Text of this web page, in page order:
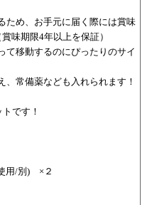
ため、お手元に届く際には賞味
味期限4年以上を保証）
て移動するのにぴったりのサイ
常備薬なども入れられます！
です！
用/別) ×２